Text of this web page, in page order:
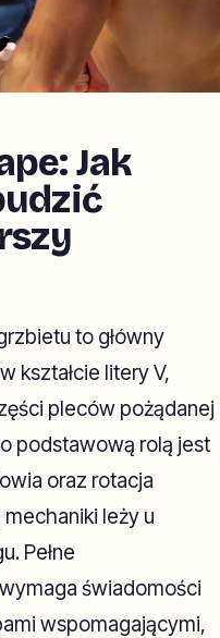
Jak
to główny
kształcie litery V,
pleców pożądanej
podstawową rolą jest
oraz rotacja
leży u
Pełne
świadomości
wspomagającymi,